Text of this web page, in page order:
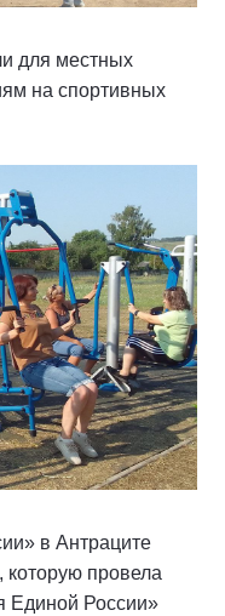
для местных
на спортивных
в Антраците
которую провела
Единой России»